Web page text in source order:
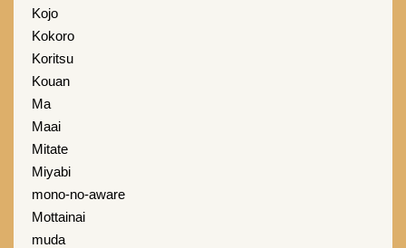
Kojo
Kokoro
Koritsu
Kouan
Ma
Maai
Mitate
Miyabi
mono-no-aware
Mottainai
muda